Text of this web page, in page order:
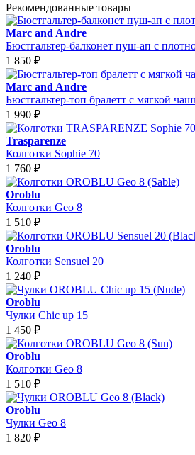
Рекомендованные товары
Marc and Andre
Бюстгальтер-балконет пуш-ап с
1 850 ₽
Marc and Andre
Бюстгальтер-топ бралетт с мягкой
1 990 ₽
Trasparenze
Колготки Sophie 70
1 760 ₽
Oroblu
Колготки Geo 8
1 510 ₽
Oroblu
Колготки Sensuel 20
1 240 ₽
Oroblu
Чулки Chic up 15
1 450 ₽
Oroblu
Колготки Geo 8
1 510 ₽
Oroblu
Чулки Geo 8
1 820 ₽